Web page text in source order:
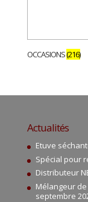
OCCASIONS(216)
Actualités
Etuve
Spécial pour
Distributeur
Mélangeur
septembre